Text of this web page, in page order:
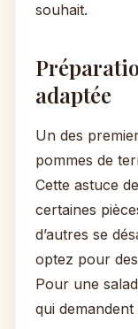
souhait.
adaptée
Un des
pommes de
Cette astuce
certaines
d’autres se
optez pour
Pour une
qui